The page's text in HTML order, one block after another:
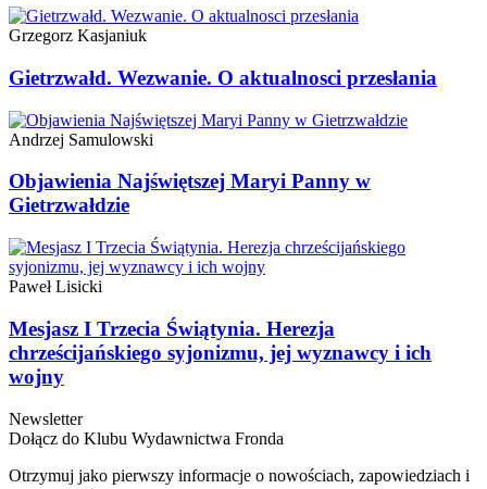
Grzegorz Kasjaniuk
Gietrzwałd. Wezwanie. O aktualnosci przesłania
Andrzej Samulowski
Objawienia Najświętszej Maryi Panny w
Gietrzwałdzie
Paweł Lisicki
Mesjasz I Trzecia Świątynia. Herezja
chrześcijańskiego syjonizmu, jej wyznawcy i ich
wojny
Newsletter
Dołącz do Klubu Wydawnictwa Fronda
Otrzymuj jako pierwszy informacje o nowościach, zapowiedziach i